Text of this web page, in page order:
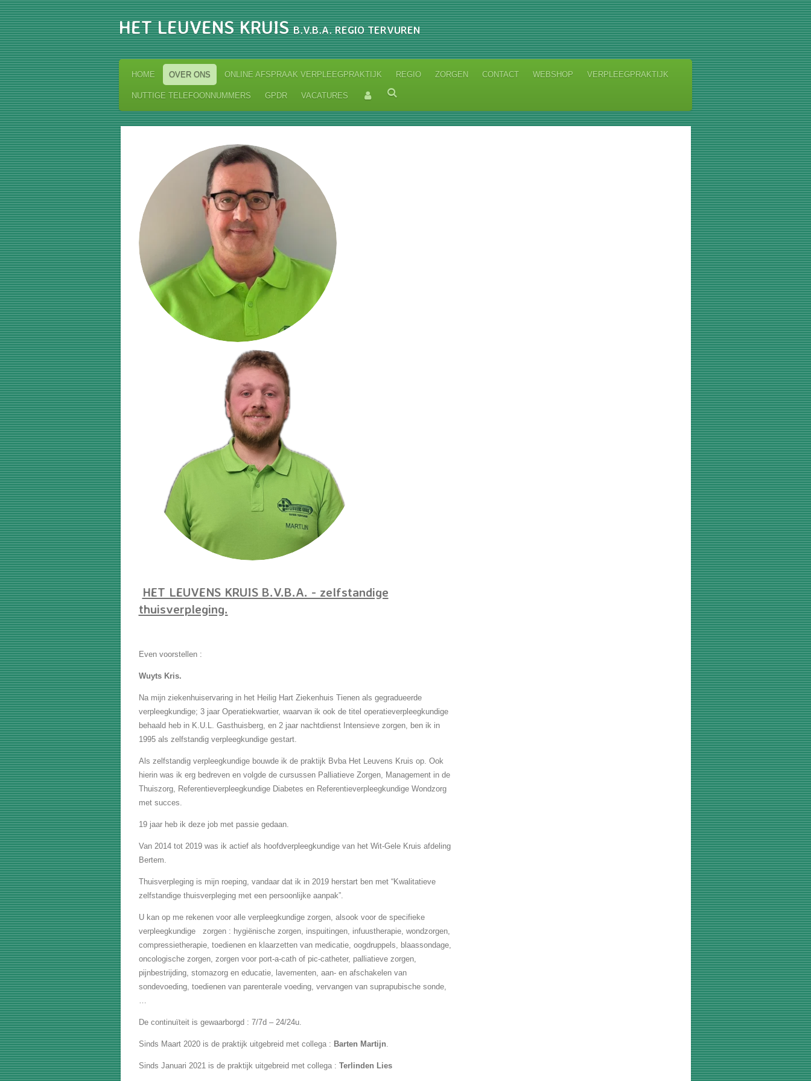
Ga
direct
naar
de
hoofdinhoud
HET LEUVENS KRUIS B.V.B.A. REGIO TERVUREN
HOME OVER ONS ONLINE AFSPRAAK VERPLEEGPRAKTIJK REGIO ZORGEN CONTACT WEBSHOP VERPLEEGPRAKTIJK
NUTTIGE TELEFOONNUMMERS GPDR VACATURES
HET LEUVENS KRUIS B.V.B.A. - zelfstandige
thuisverpleging.
Even voorstellen :
Wuyts Kris.
Na mijn ziekenhuiservaring in het Heilig Hart Ziekenhuis Tienen als gegradueerde
verpleegkundige; 3 jaar Operatiekwartier, waarvan ik ook de titel operatieverpleegkundige
behaald heb in K.U.L. Gasthuisberg, en 2 jaar nachtdienst Intensieve zorgen, ben ik in
1995 als zelfstandig verpleegkundige gestart.
Als zelfstandig verpleegkundige bouwde ik de praktijk Bvba Het Leuvens Kruis op. Ook
hierin was ik erg bedreven en volgde de cursussen Palliatieve Zorgen, Management in de
Thuiszorg, Referentieverpleegkundige Diabetes en Referentieverpleegkundige Wondzorg
met succes.
19 jaar heb ik deze job met passie gedaan.
Van 2014 tot 2019 was ik actief als hoofdverpleegkundige van het Wit-Gele Kruis afdeling
Bertem.
Thuisverpleging is mijn roeping, vandaar dat ik in 2019 herstart ben met “Kwalitatieve
zelfstandige thuisverpleging met een persoonlijke aanpak”.
U kan op me rekenen voor alle verpleegkundige zorgen, alsook voor de specifieke
verpleegkundige zorgen : hygiënische zorgen, inspuitingen, infuustherapie, wondzorgen,
compressietherapie, toedienen en klaarzetten van medicatie, oogdruppels, blaassondage,
oncologische zorgen, zorgen voor port-a-cath of pic-catheter, palliatieve zorgen,
pijnbestrijding, stomazorg en educatie, lavementen, aan- en afschakelen van
sondevoeding, toedienen van parenterale voeding, vervangen van suprapubische sonde,
…
De continuïteit is gewaarborgd : 7/7d – 24/24u.
Sinds Maart 2020 is de praktijk uitgebreid met collega : Barten Martijn.
Sinds Januari 2021 is de praktijk uitgebreid met collega : Terlinden Lies